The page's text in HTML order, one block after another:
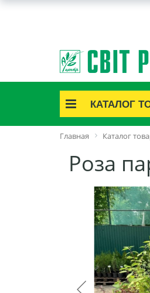
КАТАЛОГ
Акционные товары
Саженцы роз
Саженцы плодово-
Лук и чеснок
Семенной картофель
Семена и рассада
Саженцы
Средства защиты
Удобрения
Для комнатных
Главная Каталог
Роза